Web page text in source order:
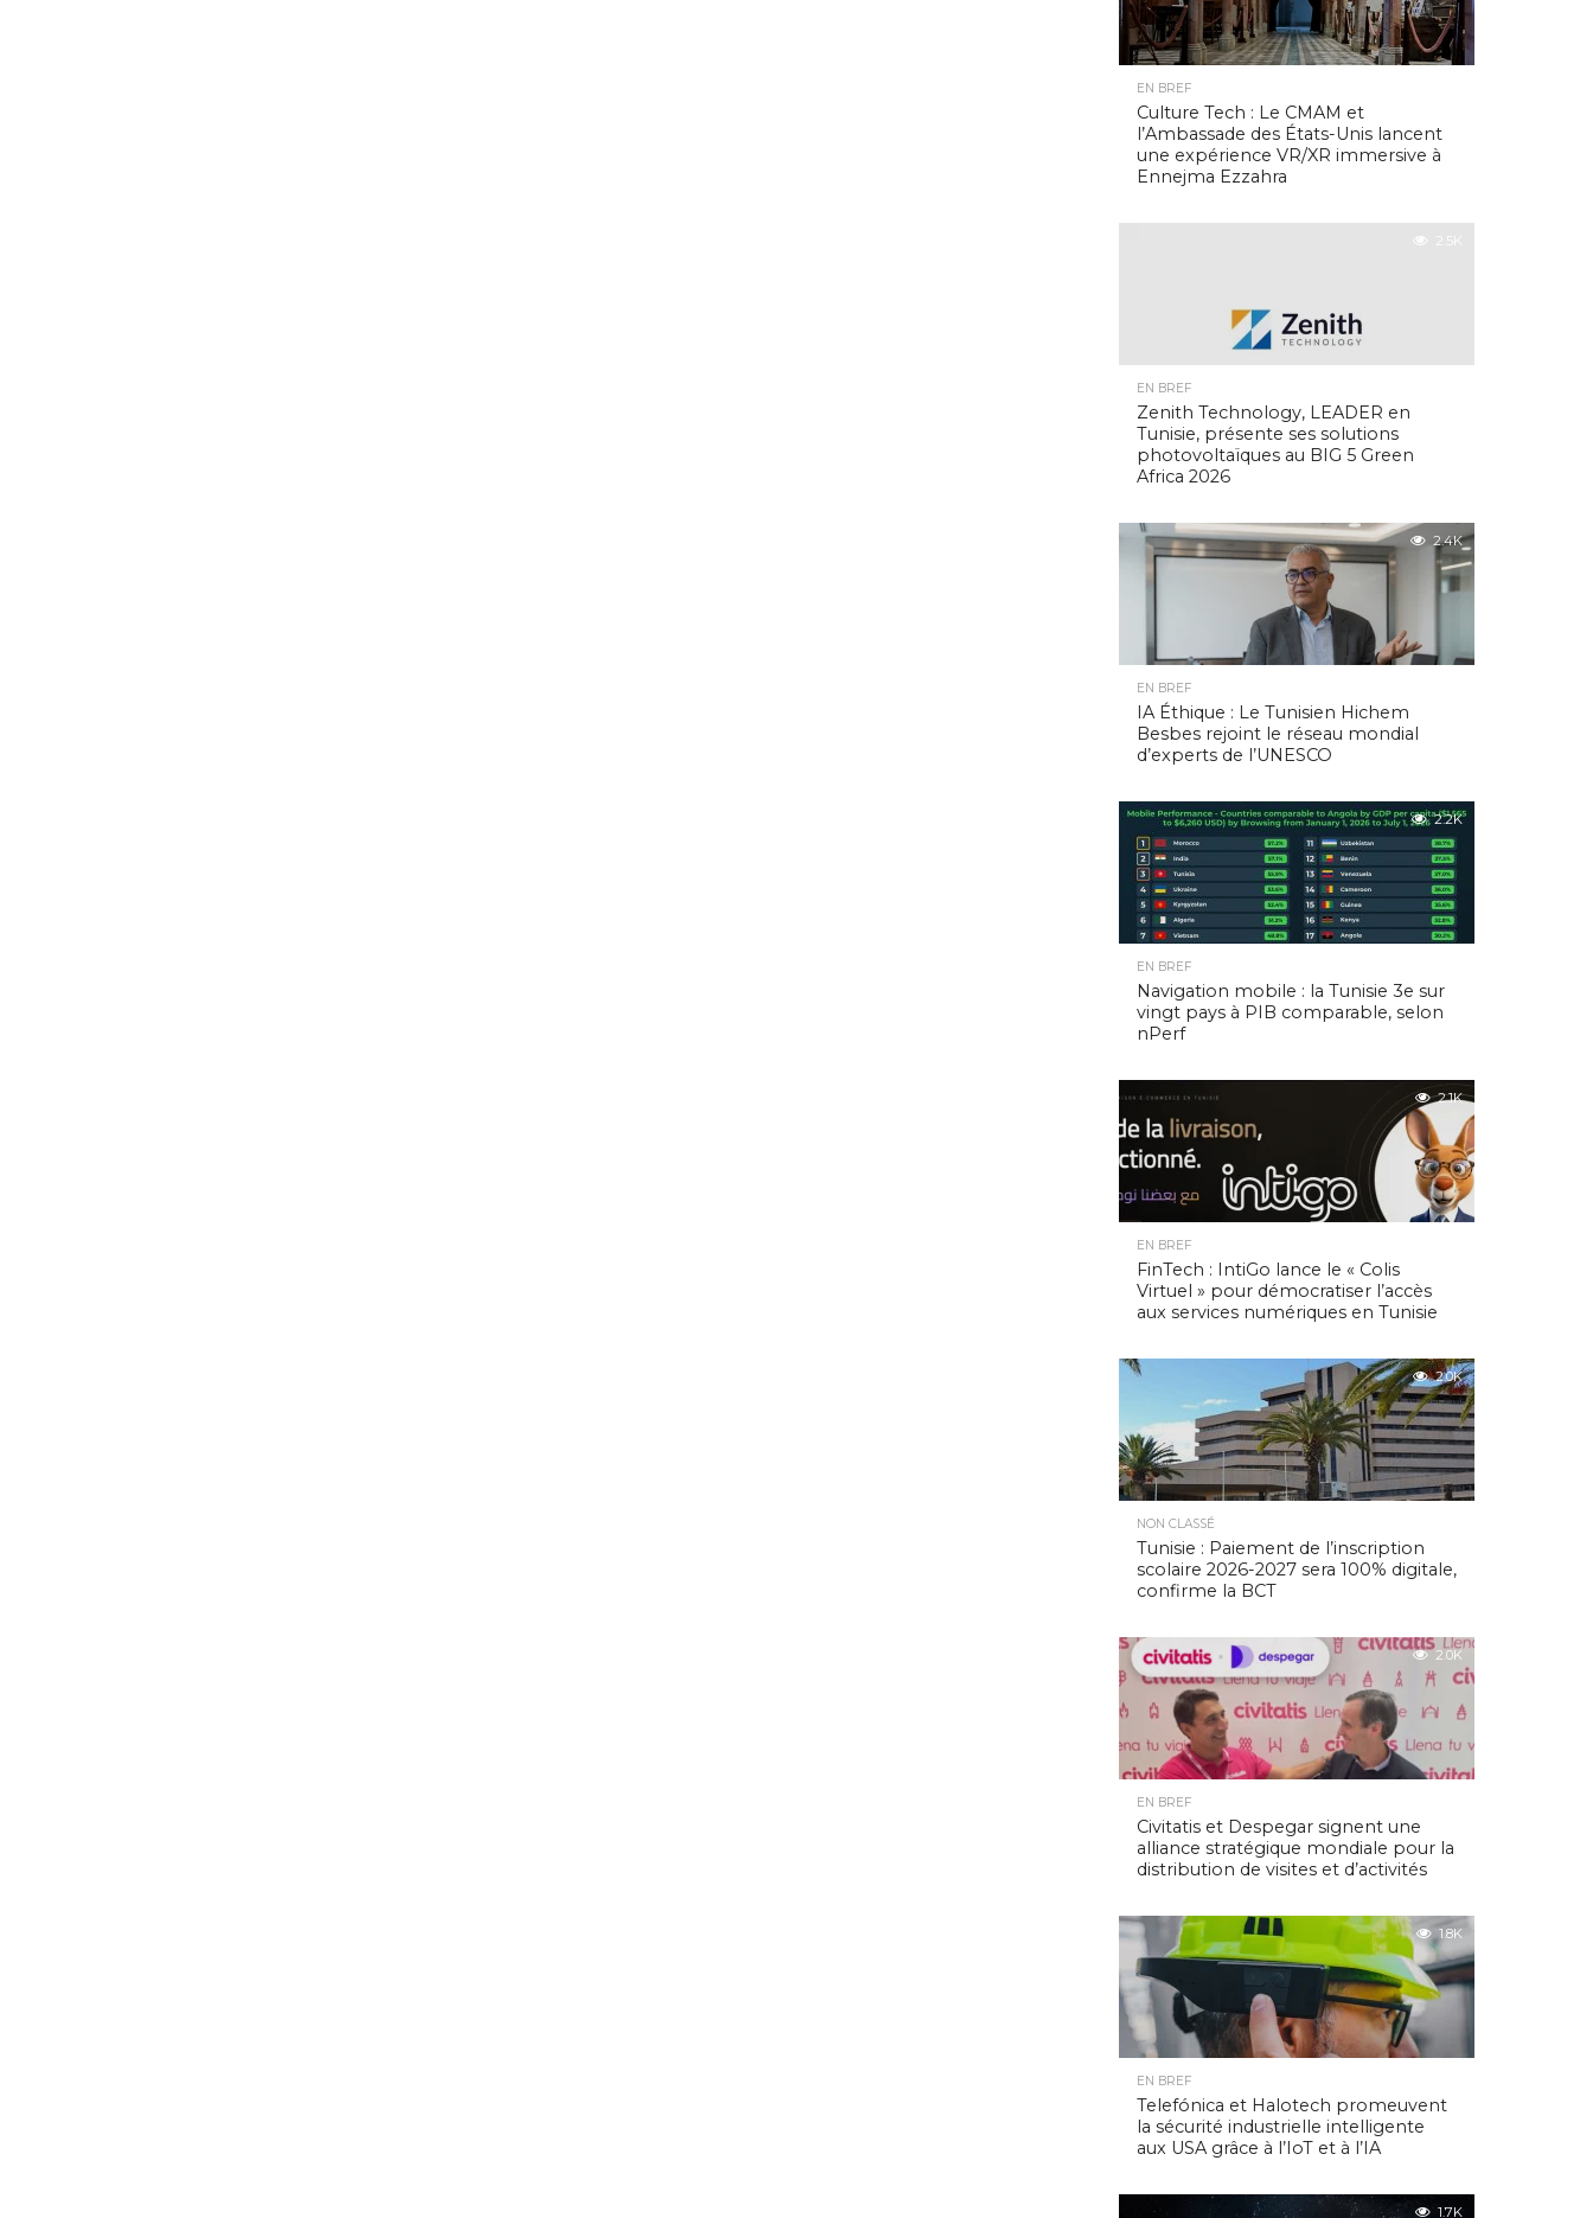
EN BREF
Culture Tech : Le CMAM et
l’Ambassade des États-Unis lancent
une expérience VR/XR immersive à
Ennejma Ezzahra
2.5K
EN BREF
Zenith Technology, LEADER en
Tunisie, présente ses solutions
photovoltaïques au BIG 5 Green
Africa 2026
2.4K
EN BREF
IA Éthique : Le Tunisien Hichem
Besbes rejoint le réseau mondial
d’experts de l’UNESCO
2.2K
EN BREF
Navigation mobile : la Tunisie 3e sur
vingt pays à PIB comparable, selon
nPerf
2.1K
EN BREF
FinTech : IntiGo lance le « Colis
Virtuel » pour démocratiser l’accès
aux services numériques en Tunisie
2.0K
NON CLASSÉ
Tunisie : Paiement de l’inscription
scolaire 2026-2027 sera 100% digitale,
confirme la BCT
2.0K
EN BREF
Civitatis et Despegar signent une
alliance stratégique mondiale pour la
distribution de visites et d’activités
1.8K
EN BREF
Telefónica et Halotech promeuvent
la sécurité industrielle intelligente
aux USA grâce à l’IoT et à l’IA
1.7K